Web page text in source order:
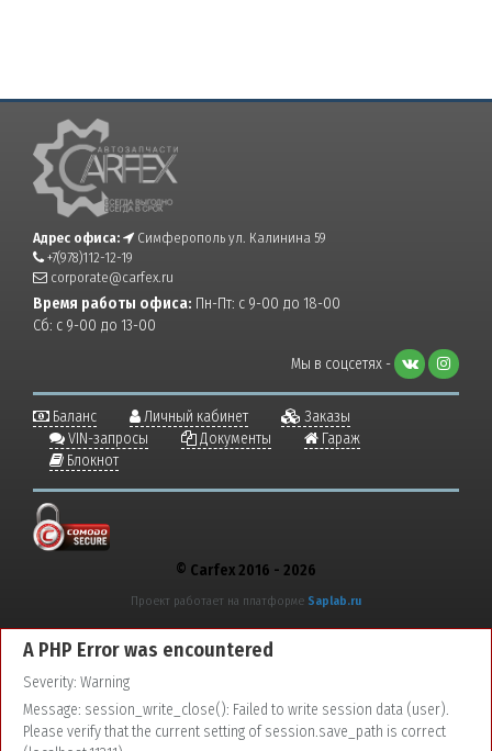
Адрес офиса:
Симферополь ул. Калинина 59
+7(978)112-12-19
corporate@carfex.ru
Время работы офиса: Пн-Пт: с 9-00 до 18-00
Сб: с 9-00 до 13-00
Мы в соцсетях -
Баланс Личный кабинет
Заказы
VIN-запросы
Документы
Гараж
Блокнот
© Carfex 2016 - 2026
Проект работает на платформе Saplab.ru
A PHP Error was encountered
Severity: Warning
Message: session_write_close(): Failed to write session data (user).
Please verify that the current setting of session.save_path is correct